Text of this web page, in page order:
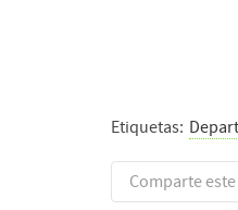
Etiquetas:
Comparte